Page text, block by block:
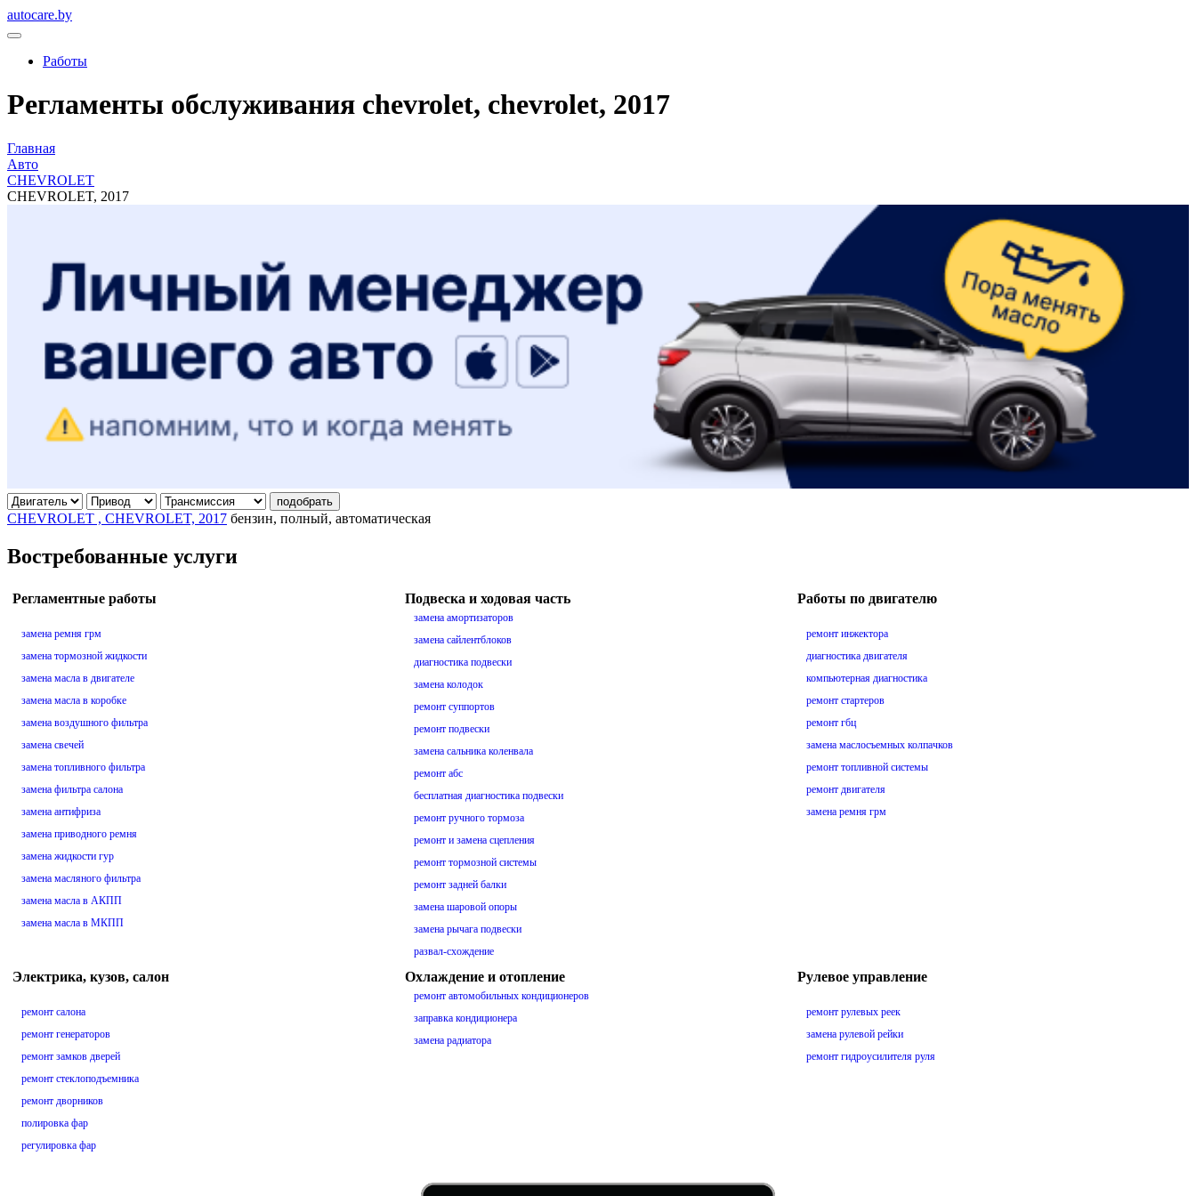
autocare.by
Работы
Регламенты обслуживания chevrolet, chevrolet, 2017
Главная
Авто
CHEVROLET
CHEVROLET, 2017
подобрать
CHEVROLET , CHEVROLET, 2017 бензин, полный, автоматическая
Востребованные услуги
Регламентные работы
замена ремня грм
замена тормозной жидкости
замена масла в двигателе
замена масла в коробке
замена воздушного фильтра
замена свечей
замена топливного фильтра
замена фильтра салона
замена антифриза
замена приводного ремня
замена жидкости гур
замена масляного фильтра
замена масла в АКПП
замена масла в МКПП
Подвеска и ходовая часть
замена амортизаторов
замена сайлентблоков
диагностика подвески
замена колодок
ремонт суппортов
ремонт подвески
замена сальника коленвала
ремонт абс
бесплатная диагностика подвески
ремонт ручного тормоза
ремонт и замена сцепления
ремонт тормозной системы
ремонт задней балки
замена шаровой опоры
замена рычага подвески
развал-схождение
Работы по двигателю
ремонт инжектора
диагностика двигателя
компьютерная диагностика
ремонт стартеров
ремонт гбц
замена маслосъемных колпачков
ремонт топливной системы
ремонт двигателя
замена ремня грм
Электрика, кузов, салон
ремонт салона
ремонт генераторов
ремонт замков дверей
ремонт стеклоподъемника
ремонт дворников
полировка фар
регулировка фар
Охлаждение и отопление
ремонт автомобильных кондиционеров
заправка кондиционера
замена радиатора
Рулевое управление
ремонт рулевых реек
замена рулевой рейки
ремонт гидроусилителя руля